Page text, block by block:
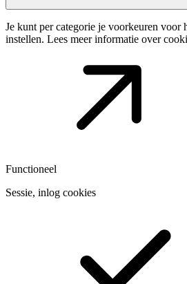
Je kunt per categorie je voorkeuren voor
instellen. Lees meer informatie over
Functioneel
Sessie, inlog cookies